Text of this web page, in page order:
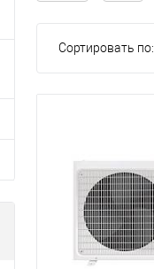
Сортировать по: